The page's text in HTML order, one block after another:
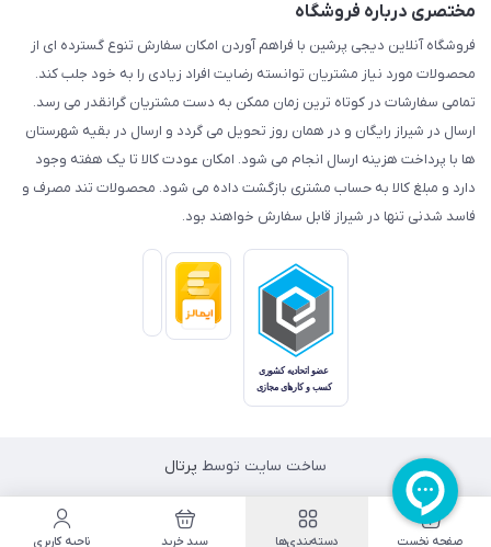
مختصری درباره فروشگاه
فروشگاه آنلاین دیجی پرشین با فراهم آوردن امکان سفارش تنوع گسترده ای از
محصولات مورد نیاز مشتریان توانسته رضایت افراد زیادی را به خود جلب کند.
تمامی سفارشات در کوتاه ترین زمان ممکن به دست مشتریان گرانقدر می رسد.
ارسال در شیراز رایگان و در همان روز تحویل می گردد و ارسال در بقیه شهرستان
ها با پرداخت هزینه ارسال انجام می شود. امکان عودت کالا تا یک هفته وجود
دارد و مبلغ کالا به حساب مشتری بازگشت داده می شود. محصولات تند مصرف و
فاسد شدنی تنها در شیراز قابل سفارش خواهند بود.
ساخت سایت توسط پرتال
صفحه نخست دسته‌بندی‌ها سبد خرید ناحیه کاربری